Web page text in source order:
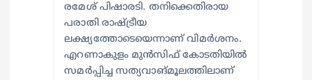
രമേശ് പിഷാരടി. തനിക്കെതിരായ
പരാതി രാഷ്ട്രീയ
ലക്ഷ്യത്തോടെയെന്നാണ് വിമര്‍ശനം.
എറണാകുളം മുന്‍സിഫ് കോടതിയില്‍
സമര്‍പ്പിച്ച സത്യവാങ്മൂലത്തിലാണ്